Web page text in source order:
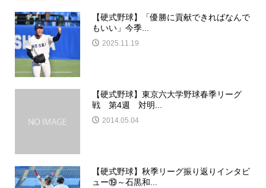
【硬式野球】「優勝に貢献できればなんで
もいい」今季...
2025.11.19
【硬式野球】東京六大学野球春季リーグ
戦 第4週 対明...
2014.05.04
【硬式野球】秋季リーグ振り返りインタビ
ュー⑲～石黒和...